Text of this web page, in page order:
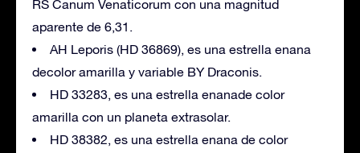
RS Canum Venaticorum con una magnitud
aparente de 6,31.
AH Leporis (HD 36869), es una estrella enana
decolor amarilla y variable BY Draconis.
HD 33283, es una estrella enanade color
amarilla con un planeta extrasolar.
HD 38382, es una estrella enana de color